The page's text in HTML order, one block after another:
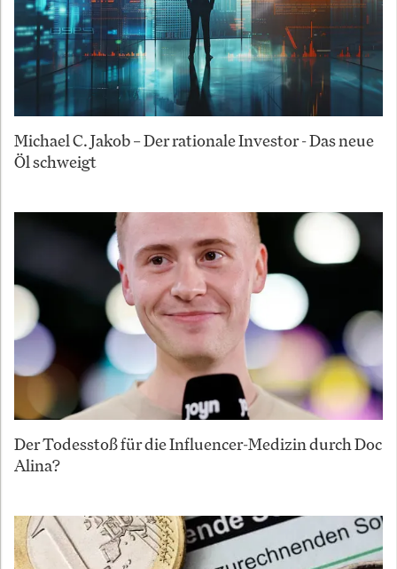
Michael C. Jakob – Der rationale Investor - Das neue
Öl schweigt
Der Todesstoß für die Influencer-Medizin durch Doc
Alina?